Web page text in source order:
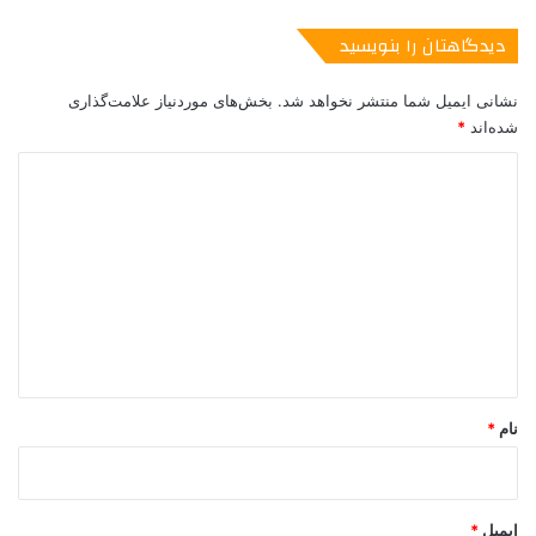
کردم اگر سه چهار بار تکرارش کنم، شاید همان نتیجه را بدهد. همان
جور که خودم را کج و راست می‌کردم و با زیپ ور می‌رفتم، بلند بلند
بالاخره در یک لحظه‌‌‌‌ی استثنایی، توانستم سر دو انگشتم را از پایین
دیدگاهتان را بنویسید
نشانی ایمیل شما منتشر نخواهد شد. بخش‌های موردنیاز علامت‌گذاری
شده‌اند *
نام *
ایمیل *